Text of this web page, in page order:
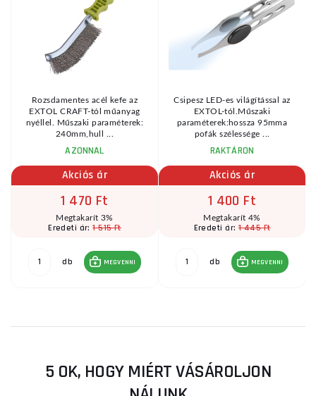
Rozsdamentes acél kefe az
EXTOL CRAFT-tól műanyag
nyéllel. Műszaki paraméterek:
240mm,hull ...
AZONNAL
Akciós ár
1 470 Ft
Megtakarít 3%
Eredeti ár:1 515 Ft
db MEGVENNI
Csipesz LED-es világítással az
EXTOL-tól.Műszaki
paraméterek:hossza 95mma
pofák szélessége ...
RAKTÁRON
Akciós ár
1 400 Ft
Megtakarít 4%
Eredeti ár:1 445 Ft
db MEGVENNI
5 OK, HOGY MIÉRT VÁSÁROLJON